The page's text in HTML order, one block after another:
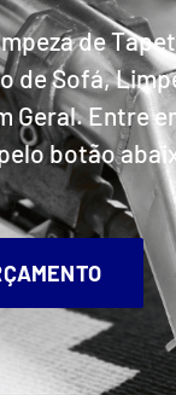
de
de Sofá,
Geral. Entre
botão